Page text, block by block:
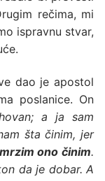
rečima, mi
ispravnu stvar,
dao je apostol
poslanice. On
a ja sam
šta činim, jer
ono činim.
da je dobar. A